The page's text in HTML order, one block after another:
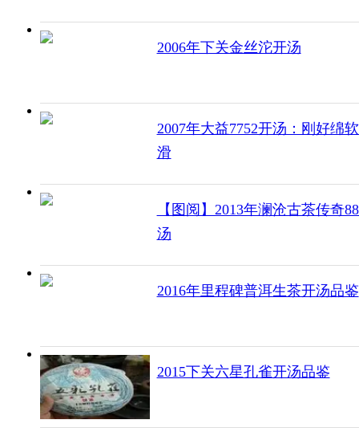
2006年下关金丝沱开汤
2007年大益7752开汤：刚好绵
滑
【图阅】2013年澜沧古茶传奇
汤
2016年里程碑普洱生茶开汤品鉴
2015下关六星孔雀开汤品鉴